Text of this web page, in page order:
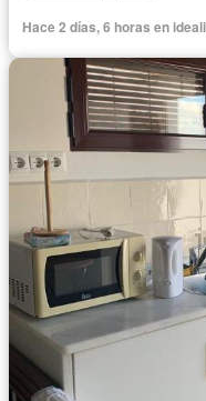
Hace 2 días, 6 horas en